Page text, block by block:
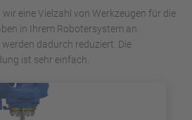
eine Vielzahl von Werkzeugen für die
in Ihrem Robotersystem an.
dadurch reduziert. Die
ist sehr einfach.